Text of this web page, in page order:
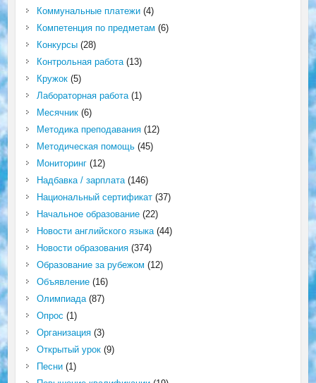
Коммунальные платежи(4)
Компетенция по предметам (6)
Конкурсы(28)
Контрольная работа(13)
Кружок(5)
Лабораторная работа(1)
Месячник(6)
Методика преподавания(12)
Методическая помощь(45)
Мониторинг(12)
Надбавка / зарплата(146)
Национальный сертификат(37)
Начальное образование(22)
Новости английского языка(44)
Новости образования(374)
Образование за рубежом (12)
Объявление(16)
Олимпиада(87)
Опрос (1)
Организация(3)
Открытый урок(9)
Песни(1)